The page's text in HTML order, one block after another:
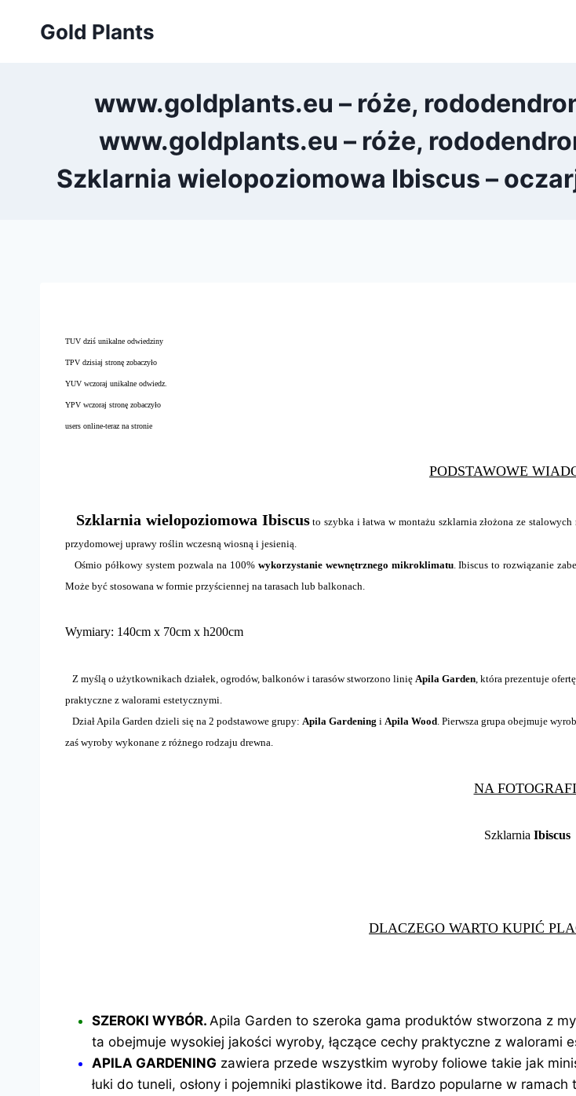
Gold Plants
www.goldplants.eu – róże,
www.goldplants.eu – róże,
Szklarnia wielopoziomowa Ibiscus –
TUV dziś unikalne odwiedziny
TPV dzisiaj stronę zobaczyło
YUV wczoraj unikalne odwiedz.
YPV wczoraj stronę zobaczyło
users online-teraz na stronie
PODSTAWOWE
Szklarnia wielopoziomowa Ibiscusto szybka i łatwa w montażu szklarnia złożona ze
przydomowej uprawy roślin wczesną wiosną i jesienią.
Ośmio półkowy system pozwala na 100% wykorzystanie wewnętrznego mikroklimatu. Ibiscus to rozwiązanie
Może być stosowana w formie przyściennej na tarasach lub balkonach.
Wymiary: 140cm x 70cm x h200cm
Z myślą o użytkownikach działek, ogrodów, balkonów i tarasów stworzono linię Apila Garden, która prezentuje
praktyczne z walorami estetycznymi.
Dział Apila Garden dzieli się na 2 podstawowe grupy: Apila Gardening i Apila Wood. Pierwsza grupa obejmuje
zaś wyroby wykonane z różnego rodzaju drewna.
NA
Szklarnia Ibiscus
DLACZEGO WARTO KUPIĆ
SZEROKI WYBÓR. Apila Garden to szeroka gama produktów stworzona z
ta obejmuje wysokiej jakości wyroby, łączące cechy praktyczne z walorami
APILA GARDENING zawiera przede wszystkim wyroby foliowe takie jak
łuki do tuneli, osłony i pojemniki plastikowe itd. Bardzo popularne w